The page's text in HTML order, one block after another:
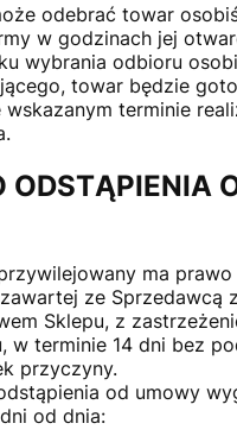
odebrać towar
w godzinach jej
wybrania odbioru
towar będzie
terminie
ODSTĄPIENIA
ma
ze Sprzedawcą
Sklepu, z
w terminie 14 dni bez
przyczyny.
od umowy
od dnia: